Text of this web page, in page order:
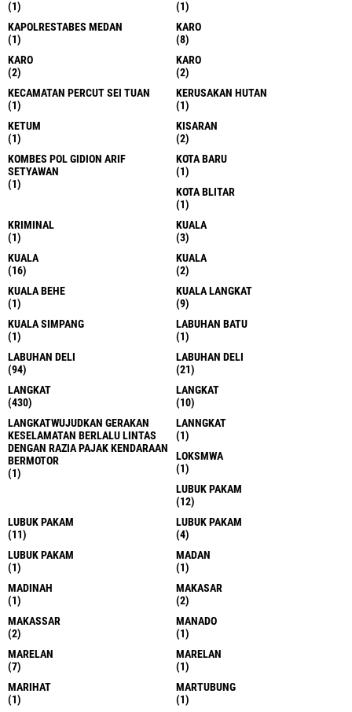
(1)
(1)
KAPOLRESTABES MEDAN
(1)
KARO
(8)
KARO
(2)
KARO
(2)
KECAMATAN PERCUT SEI TUAN
(1)
KERUSAKAN HUTAN
(1)
KETUM
(1)
KISARAN
(2)
KOMBES POL GIDION ARIF
SETYAWAN
(1)
KOTA BARU
(1)
KOTA BLITAR
(1)
KRIMINAL
(1)
KUALA
(3)
KUALA
(16)
KUALA
(2)
KUALA BEHE
(1)
KUALA LANGKAT
(9)
KUALA SIMPANG
(1)
LABUHAN BATU
(1)
LABUHAN DELI
(94)
LABUHAN DELI
(21)
LANGKAT
(430)
LANGKAT
(10)
LANGKATWUJUDKAN GERAKAN
KESELAMATAN BERLALU LINTAS
DENGAN RAZIA PAJAK KENDARAAN
BERMOTOR
(1)
LANNGKAT
(1)
LOKSMWA
(1)
LUBUK PAKAM
(12)
LUBUK PAKAM
(11)
LUBUK PAKAM
(4)
LUBUK PAKAM
(1)
MADAN
(1)
MADINAH
(1)
MAKASAR
(2)
MAKASSAR
(2)
MANADO
(1)
MARELAN
(7)
MARELAN
(1)
MARIHAT
(1)
MARTUBUNG
(1)